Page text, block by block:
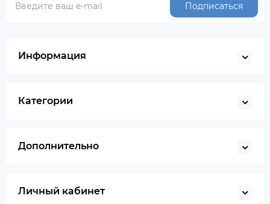
Подписаться
Информация
Категории
Дополнительно
Личный кабинет